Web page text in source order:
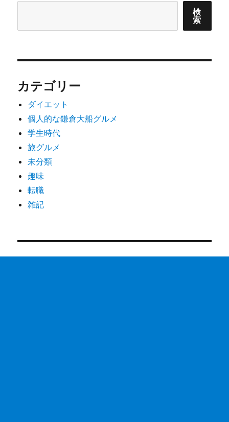
検
索
カテゴリー
ダイエット
個人的な鎌倉大船グルメ
学生時代
旅グルメ
未分類
趣味
転職
雑記